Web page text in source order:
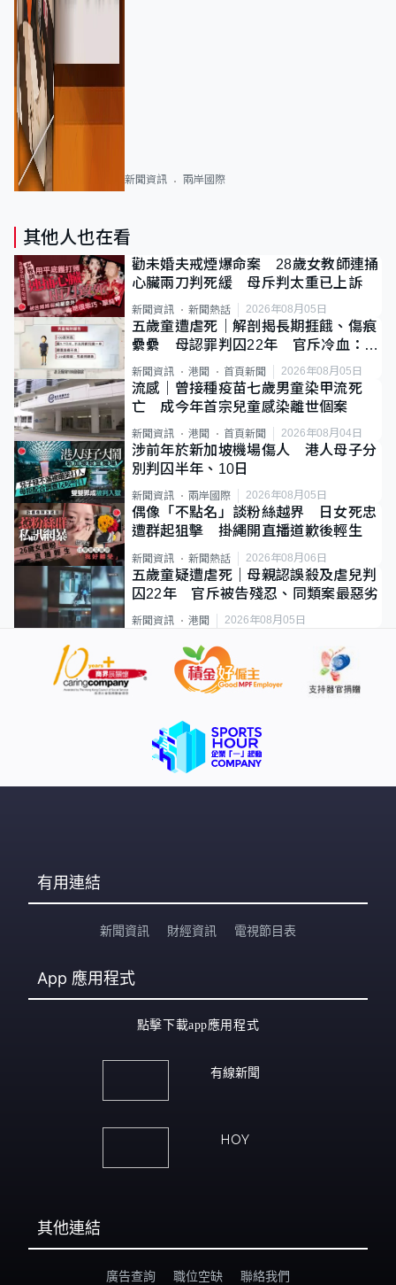
新聞資訊 兩岸國際
其他人也在看
勸未婚夫戒煙爆命案 28歲女教師連捅
心臟兩刀判死緩 母斥判太重已上訴
新聞資訊 新聞熱話 2026年08月05日
五歲童遭虐死｜解剖揭長期捱餓、傷痕
纍纍 母認罪判囚22年 官斥冷血：同
類案最惡劣
新聞資訊 港聞 首頁新聞 2026年08月05日
流感｜曾接種疫苗七歲男童染甲流死
亡 成今年首宗兒童感染離世個案
新聞資訊 港聞 首頁新聞 2026年08月04日
涉前年於新加坡機場傷人 港人母子分
別判囚半年、10日
新聞資訊 兩岸國際 2026年08月05日
偶像「不點名」談粉絲越界 日女死忠
遭群起狙擊 掛繩開直播道歉後輕生
新聞資訊 新聞熱話 2026年08月06日
五歲童疑遭虐死｜母親認誤殺及虐兒判
囚22年 官斥被告殘忍、同類案最惡劣
新聞資訊 港聞 2026年08月05日
有用連結
新聞資訊 財經資訊 電視節目表
App 應用程式
點擊下載app應用程式
有線新聞
HOY
其他連結
廣告查詢 職位空缺 聯絡我們